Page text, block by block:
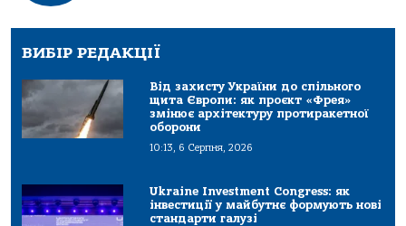
ВИБІР РЕДАКЦІЇ
Від захисту України до спільного
щита Європи: як проєкт «Фрея»
змінює архітектуру протиракетної
оборони
10:13, 6 Серпня, 2026
Ukraine Investment Congress: як
інвестиції у майбутнє формують нові
стандарти галузі